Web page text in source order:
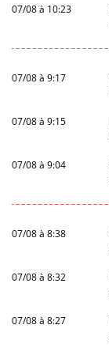
07/08 à 10:23
07/08 à 9:17
07/08 à 9:15
07/08 à 9:04
07/08 à 8:38
07/08 à 8:32
07/08 à 8:27